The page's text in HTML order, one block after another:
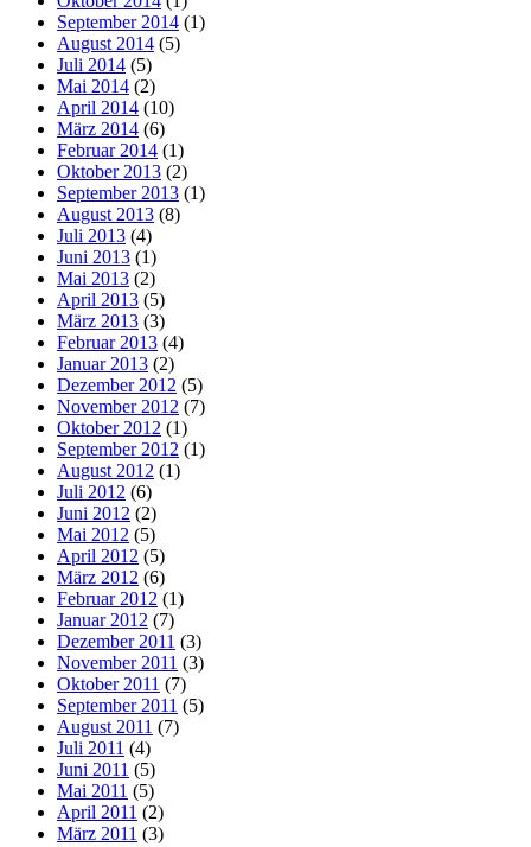
September 2014 (1)
August 2014 (5)
Juli 2014 (5)
Mai 2014 (2)
April 2014 (10)
März 2014 (6)
Februar 2014 (1)
Oktober 2013 (2)
September 2013 (1)
August 2013 (8)
Juli 2013 (4)
Juni 2013 (1)
Mai 2013 (2)
April 2013 (5)
März 2013 (3)
Februar 2013 (4)
Januar 2013 (2)
Dezember 2012 (5)
November 2012 (7)
Oktober 2012 (1)
September 2012 (1)
August 2012 (1)
Juli 2012 (6)
Juni 2012 (2)
Mai 2012 (5)
April 2012 (5)
März 2012 (6)
Februar 2012 (1)
Januar 2012 (7)
Dezember 2011 (3)
November 2011 (3)
Oktober 2011 (7)
September 2011 (5)
August 2011 (7)
Juli 2011 (4)
Juni 2011 (5)
Mai 2011 (5)
April 2011 (2)
März 2011 (3)